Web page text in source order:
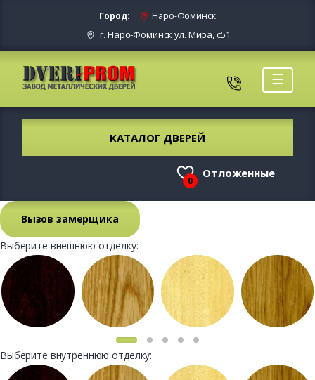
Город: Наро-Фоминск
г. Наро-Фоминск ул. Мира, с51
☰
КАТАЛОГ ДВЕРЕЙ
0
Отложенные
Вызов замерщика
Выберите внешнюю отделку:
Выберите внутреннюю отделку: